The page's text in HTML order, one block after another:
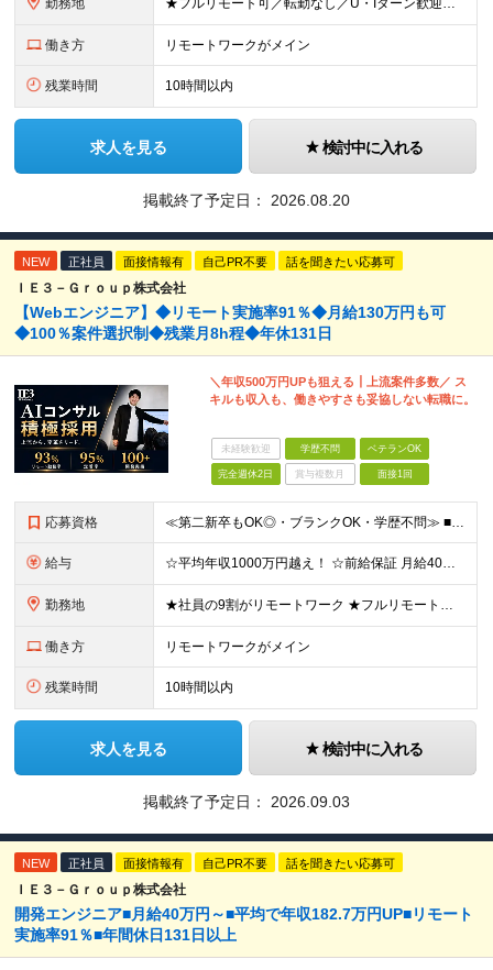
勤務地 ★フルリモート可／転勤なし／U・Iターン歓迎★ ◎勤務地は相談の上、ご自宅近くに調整します！ 【勤務地】 本社、または東京／埼玉／千葉／神奈川／愛知／仙台のクライアント先 ◎完全在宅（フルリモート）
働き方 リモートワークがメイン
残業時間 10時間以内
求人を見る 検討中に入れる
掲載終了予定日： 2026.08.20
NEW 正社員 面接情報有 自己PR不要 話を聞きたい応募可
ＩＥ３－Ｇｒｏｕｐ株式会社
【Webエンジニア】◆リモート実施率91％◆月給130万円も可
◆100％案件選択制◆残業月8h程◆年休131日
＼年収500万円UPも狙える┃上流案件多数／ ス
キルも収入も、働きやすさも妥協しない転職に。
未経験歓迎 学歴不問 ベテランOK
完全週休2日 賞与複数月 面接1回
応募資格 ≪第二新卒もOK◎・ブランクOK・学歴不問≫ ■エンジニアとして実務経験をお持ちの方（2年以上） ＼意欲重視の採用です／ 「経歴に自信がない」という方も、 ”今後挑戦したいこと""スキルアップしたい
給与 ☆平均年収1000万円越え！ ☆前給保証 月給40万円〜140万円＋決算賞与＋各種手当 ※経験・能力を考慮し、当社規定により加給・優遇します ※月給には固定残業代（6万9,000円～18万6,00
勤務地 ★社員の9割がリモートワーク ★フルリモート案件もあり ★地方からの応募も歓迎！／転居を伴う転勤なし 東京23区を中心としたプロジェクト先での勤務です。 ◎東京⇒地方へUターンし、フルリモ勤務 ◎
働き方 リモートワークがメイン
残業時間 10時間以内
求人を見る 検討中に入れる
掲載終了予定日： 2026.09.03
NEW 正社員 面接情報有 自己PR不要 話を聞きたい応募可
ＩＥ３－Ｇｒｏｕｐ株式会社
開発エンジニア■月給40万円～■平均で年収182.7万円UP■リモート
実施率91％■年間休⽇131⽇以上